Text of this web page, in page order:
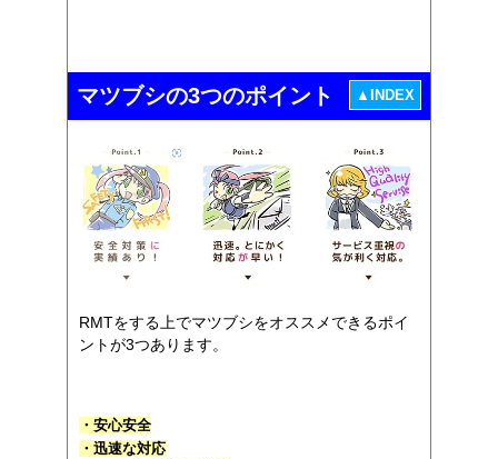
マツブシの3つのポイント ▲INDEX
RMTをする上でマツブシをオススメできるポイ
ントが3つあります。
・安心安全
・迅速な対応